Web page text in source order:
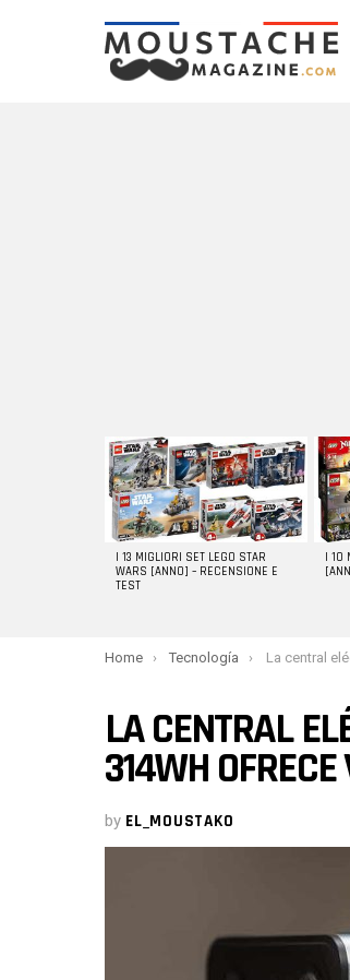
LATEST
STORIES
I 13 MIGLIORI SET LEGO STAR
WARS [ANNO] – RECENSIONE E
TEST
I 10
You are here:
Home Tecnología La central eléctrica
LA CENTRAL
314WH
by EL_MOUSTAKO